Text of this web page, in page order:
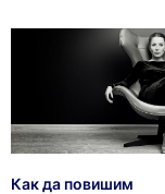
Как да повишим